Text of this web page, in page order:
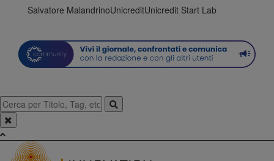
Salvatore MalandrinoUnicreditUnicredit Start Lab